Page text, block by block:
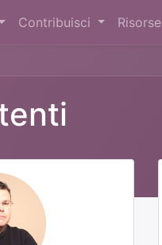
Contribuisci Risorse